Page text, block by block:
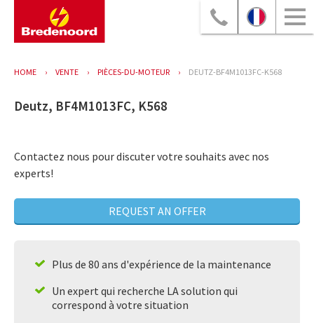
HOME VENTE PIÈCES-DU-MOTEUR DEUTZ-BF4M1013FC-K568
Deutz, BF4M1013FC, K568
Contactez nous pour discuter votre souhaits avec nos
experts!
REQUEST AN OFFER
Plus de 80 ans d'expérience de la maintenance
Un expert qui recherche LA solution qui
correspond à votre situation